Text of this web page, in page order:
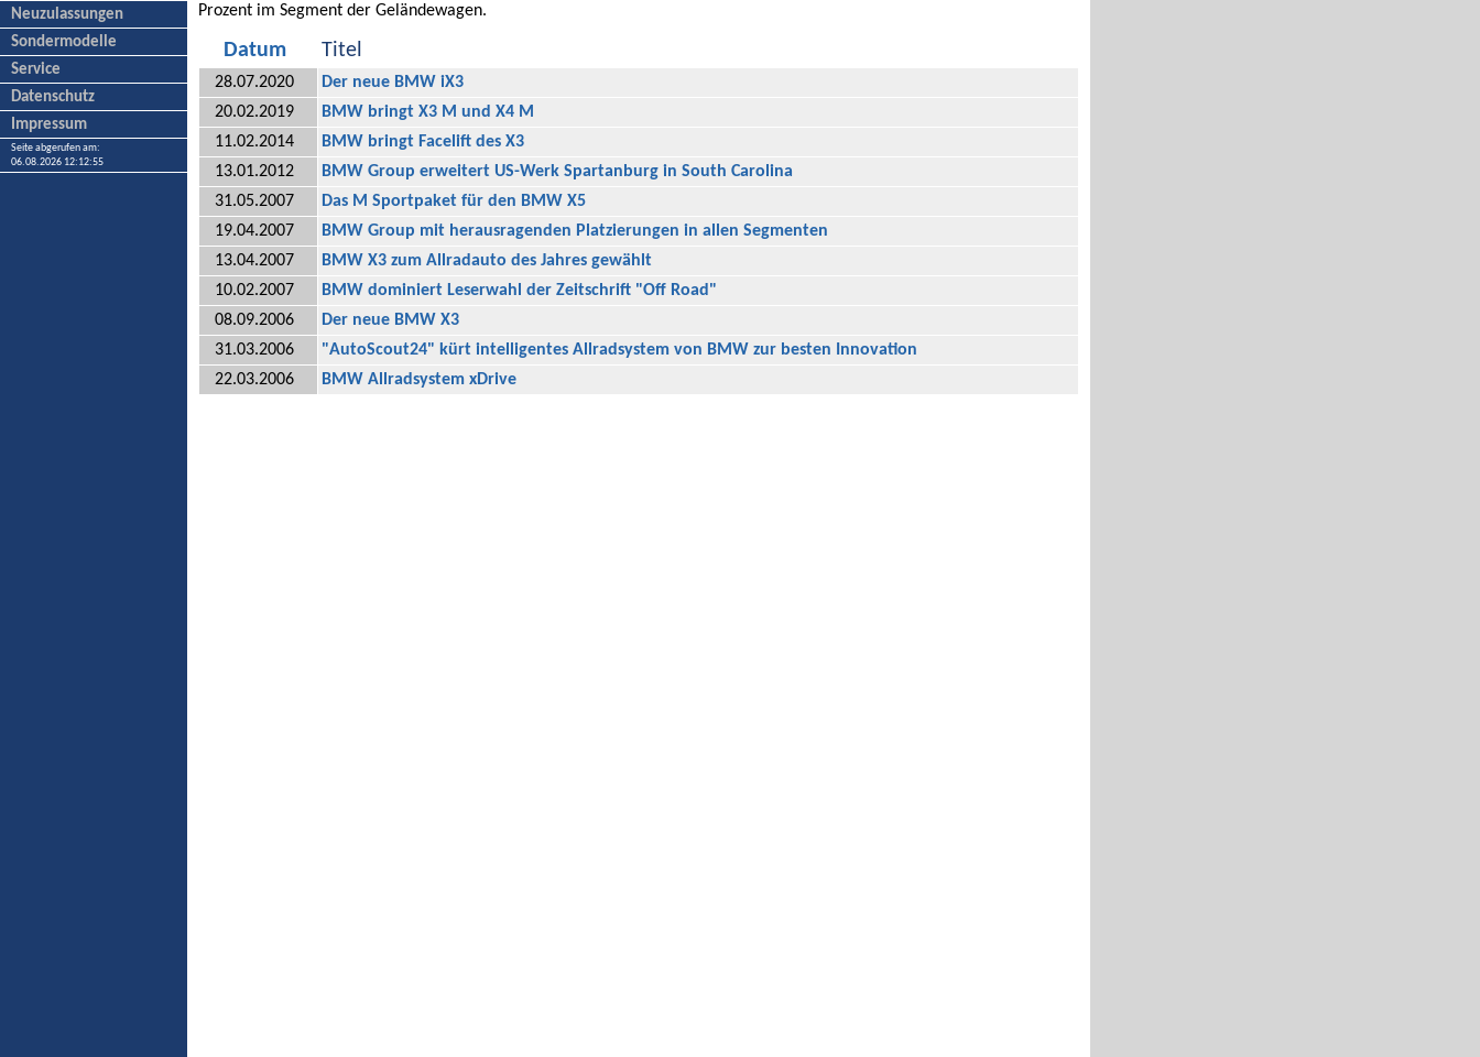
Neuzulassungen
Sondermodelle
Service
Datenschutz
Impressum
Seite abgerufen am:
06.08.2026 12:12:55
Prozent im Segment der Geländewagen.
Datum Titel
28.07.2020
Der neue BMW iX3
20.02.2019
BMW bringt X3 M und X4 M
11.02.2014
BMW bringt Facelift des X3
13.01.2012
BMW Group erweitert US-Werk Spartanburg in South Carolina
31.05.2007
Das M Sportpaket für den BMW X5
19.04.2007
BMW Group mit herausragenden Platzierungen in allen Segmenten
13.04.2007
BMW X3 zum Allradauto des Jahres gewählt
10.02.2007
BMW dominiert Leserwahl der Zeitschrift "Off Road"
08.09.2006
Der neue BMW X3
31.03.2006
"AutoScout24" kürt intelligentes Allradsystem von BMW zur besten Innovation
22.03.2006
BMW Allradsystem xDrive